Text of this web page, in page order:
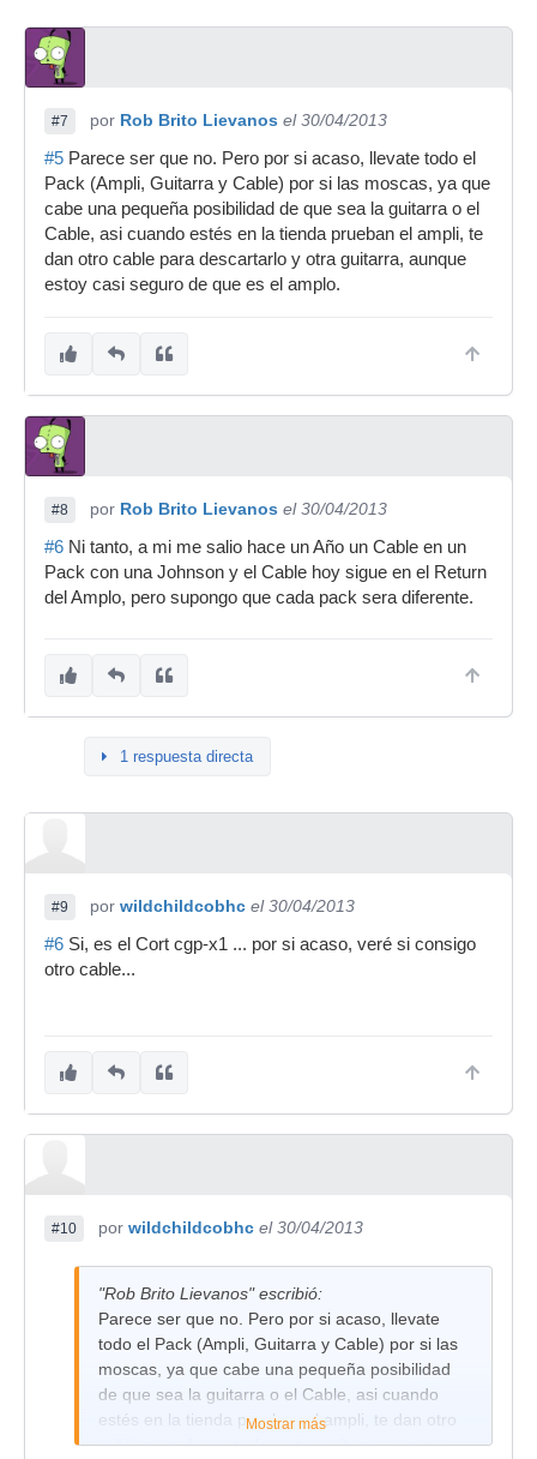
#7 por Rob Brito Lievanos el 30/04/2013
#5 Parece ser que no. Pero por si acaso, llevate todo el
Pack (Ampli, Guitarra y Cable) por si las moscas, ya que
cabe una pequeña posibilidad de que sea la guitarra o el
Cable, asi cuando estés en la tienda prueban el ampli, te
dan otro cable para descartarlo y otra guitarra, aunque
estoy casi seguro de que es el amplo.
#8 por Rob Brito Lievanos el 30/04/2013
#6 Ni tanto, a mi me salio hace un Año un Cable en un
Pack con una Johnson y el Cable hoy sigue en el Return
del Amplo, pero supongo que cada pack sera diferente.
1 respuesta directa
#9 por wildchildcobhc el 30/04/2013
#6 Si, es el Cort cgp-x1 ... por si acaso, veré si consigo
otro cable...
#10 por wildchildcobhc el 30/04/2013
"Rob Brito Lievanos" escribió:
Parece ser que no. Pero por si acaso, llevate
todo el Pack (Ampli, Guitarra y Cable) por si las
moscas, ya que cabe una pequeña posibilidad
de que sea la guitarra o el Cable, asi cuando
estés en la tienda prueban el ampli, te dan otro
cable para descartarlo y otra guitarra, aunque
Mostrar más